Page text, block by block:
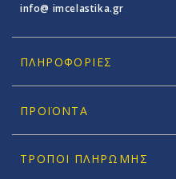
info@ imcelastika.gr
ΠΛΗΡΟΦΟΡΊΕΣ
ΠΡΟΪΟΝΤΑ
ΤΡΌΠΟΙ ΠΛΗΡΩΜΉΣ